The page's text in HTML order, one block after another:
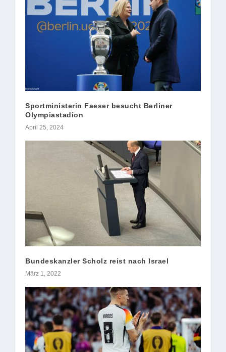
Sportministerin Faeser besucht Berliner
Olympiastadion
April 25, 2024
Bundeskanzler Scholz reist nach Israel
März 1, 2022